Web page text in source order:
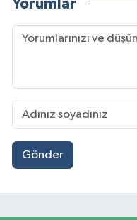
Yorumlar
Gönder